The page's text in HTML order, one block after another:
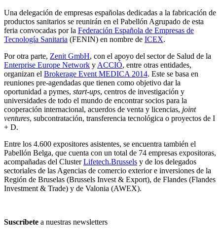
Una delegación de empresas españolas dedicadas a la fabricación de
productos sanitarios se reunirán en el Pabellón Agrupado de esta
feria convocadas por la Federación Española de Empresas de
Tecnología Sanitaria (FENIN) en nombre de ICEX.
Por otra parte, Zenit GmbH, con el apoyo del sector de Salud de la
Enterprise Europe Network yACCIÓ, entre otras entidades,
organizan el Brokerage Event MEDICA 2014. Este se basa en
reuniones pre-agendadas que tienen como objetivo dar la
oportunidad a pymes, start-ups, centros de investigación y
universidades de todo el mundo de encontrar socios para la
cooperación internacional, acuerdos de venta y licencias, joint
ventures, subcontratación, transferencia tecnológica o proyectos de I
+ D.
Entre los 4.600 expositores asistentes, se encuentra también el
Pabellón Belga, que cuenta con un total de 74 empresas expositoras,
acompañadas del ClusterLifetech.Brussels y de los delegados
sectoriales de las Agencias de comercio exterior e inversiones de la
Región de Bruselas (Brussels Invest & Export), de Flandes (Flandes
Investment & Trade) y de Valonia (AWEX).
Suscríbete a nuestras newsletters